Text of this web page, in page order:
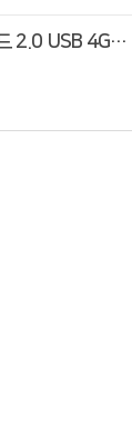
코드루트 메탈 라운드 2.0 USB 4GB~128GB